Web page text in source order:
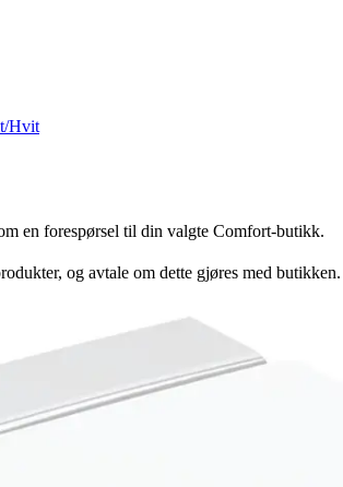
Hvit
en forespørsel til din valgte Comfort-butikk.
og avtale om dette gjøres med butikken.